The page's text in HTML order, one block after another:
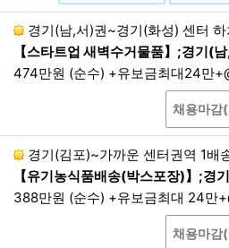
이용약관에 따
5년
제4조. 개인정보의 제
회사는 이용자의 개인
공하지 않습니다. 다만,
별한 규정이 있는 경우나
해 불가피한 경우에는 예
보를 목적 외로 제3자에게
제공받는 자가 개인정보를
목적, 이용방법 등에 일
확보를 위해 필요한 조치
경기(남,서)권~경기(화성) 센터
【스타트업 새벽수거물품】;경기(남,서)권~경기(
474만원 (순수) +유보금최대24만
상담
채용마감
경기(김포)~가까운 센터권역 1배
【유기농식품배송(박스포장)】;경기(김포)~가까운 센터권역 1
388만원 (순수) +유보금최대 24만
상담
채용마감